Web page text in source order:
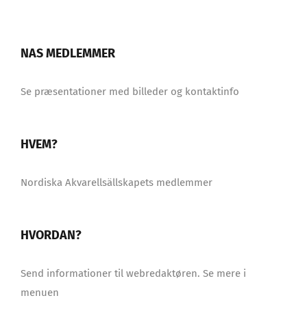
NAS MEDLEMMER
Se præsentationer med billeder og kontaktinfo
HVEM?
Nordiska Akvarellsällskapets medlemmer
HVORDAN?
Send informationer til webredaktøren. Se mere i
menuen